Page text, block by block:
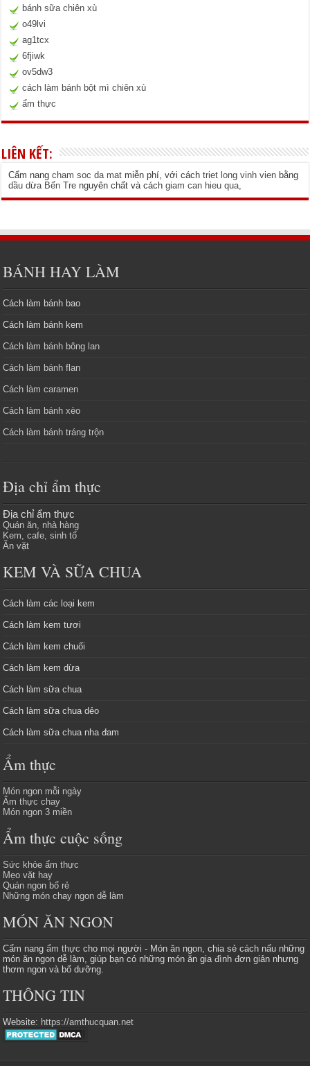
bánh sữa chiên xù
o49lvi
ag1tcx
6fjiwk
ov5dw3
cách làm bánh bột mì chiên xù
ẩm thực
LIÊN KẾT:
Cẩm nangcham soc da mat miễn phí, với cáchtriet long vinh vien bằng
dầu dừa Bến Tre nguyên chất và cáchgiam can hieu qua
BÁNH HAY LÀM
Cách làm bánh bao
Cách làm bánh kem
Cách làm bánh bông lan
Cách làm bánh flan
Cách làm caramen
Cách làm bánh xèo
Cách làm bánh tráng trộn
Địa chỉ ẩm thực
Địa chỉ ẩm thực
Quán ăn, nhà hàng
Kem, cafe, sinh tố
Ăn vặt
KEM VÀ SỮA CHUA
Cách làm các loại kem
Cách làm kem tươi
Cách làm kem chuối
Cách làm kem dừa
Cách làm sữa chua
Cách làm sữa chua dẻo
Cách làm sữa chua nha đam
Ẩm thực
Món ngon mỗi ngày
Ẩm thực chay
Món ngon 3 miền
Ẩm thực cuộc sống
Sức khỏe ẩm thực
Mẹo vặt hay
Quán ngon bổ rẻ
Những món chay ngon dễ làm
MÓN ĂN NGON
Cẩm nangẩm thực cho mọi người - Món ăn ngon, chia sẻ cách nấu những
món ăn ngon dễ làm, giúp bạn có những món ăn gia đình đơn giản nhưng
thơm ngon và bổ dưỡng.
THÔNG TIN
Website: https://amthucquan.net